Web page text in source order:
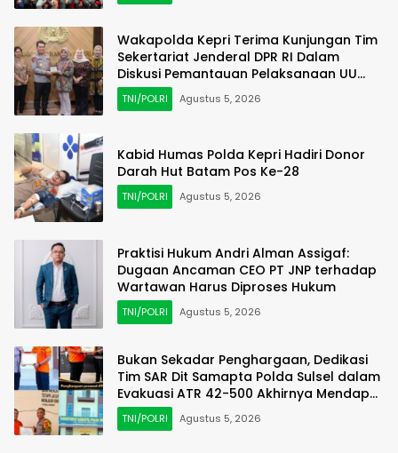
Wakapolda Kepri Terima Kunjungan Tim
Sekertariat Jenderal DPR RI Dalam
Diskusi Pemantauan Pelaksanaan UU
Keimigrasian
TNI/POLRI Agustus 5, 2026
Kabid Humas Polda Kepri Hadiri Donor
Darah Hut Batam Pos Ke-28
TNI/POLRI Agustus 5, 2026
Praktisi Hukum Andri Alman Assigaf:
Dugaan Ancaman CEO PT JNP terhadap
Wartawan Harus Diproses Hukum
TNI/POLRI Agustus 5, 2026
Bukan Sekadar Penghargaan, Dedikasi
Tim SAR Dit Samapta Polda Sulsel dalam
Evakuasi ATR 42-500 Akhirnya Mendapat
Apresiasi Basarnas
TNI/POLRI Agustus 5, 2026